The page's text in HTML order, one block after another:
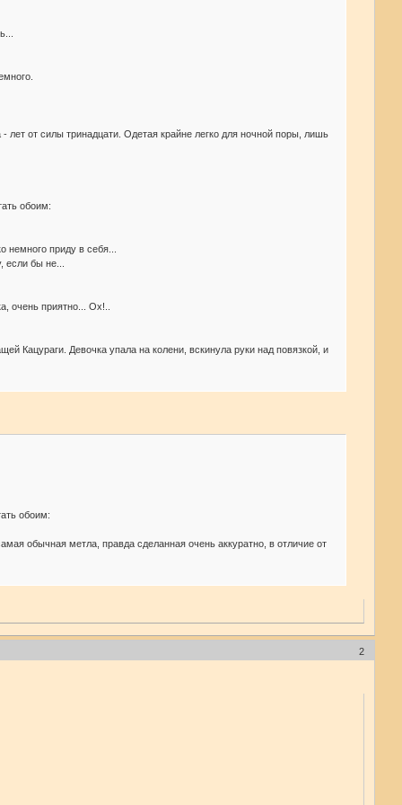
от силы тринадцати. Одетая крайне легко для ночной поры, лишь
обоим:
приду в себя...
бы не...
очень приятно... Ох!..
Кацураги. Девочка упала на колени, вскинула руки над повязкой, и
обоим:
обычная метла, правда сделанная очень аккуратно, в отличие от
2